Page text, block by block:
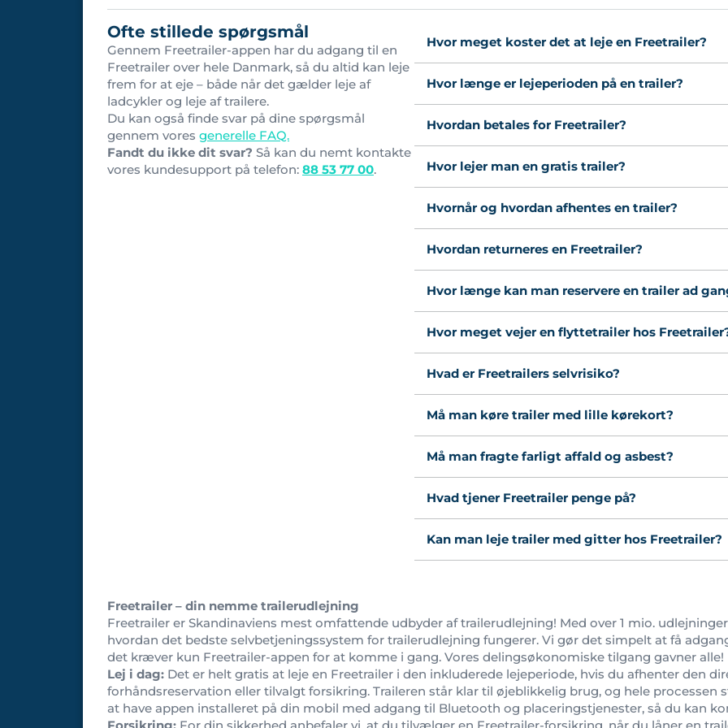
Ofte stillede spørgsmål
Gennem Freetrailer-appen har du adgang til en
Freetrailer over hele Danmark, så du altid kan leje
frem for at eje – både når det gælder leje af
ladcykler og leje af trailere.
Du kan også finde svar på dine spørgsmål
gennem vores generelle FAQ.
Fandt du ikke dit svar? Så kan du nemt kontakte
vores kundesupport på telefon: 88 53 77 00.
Hvor meget koster det at leje en Freetrailer?
Hvor længe er lejeperioden på en trailer?
Hvordan betales for Freetrailer?
Hvor lejer man en gratis trailer?
Hvornår og hvordan afhentes en trailer?
Hvordan returneres en Freetrailer?
Hvor længe kan man reservere en trailer ad
Hvor meget vejer en flyttetrailer hos
Hvad er Freetrailers selvrisiko?
Må man køre trailer med lille kørekort?
Må man fragte farligt affald og asbest?
Hvad tjener Freetrailer penge på?
Kan man leje trailer med gitter hos Freetrailer?
Freetrailer – din nemme trailerudlejning
Freetrailer er Skandinaviens mest omfattende udbyder af trailerudlejning! Med over 1 mio.
hvordan det bedste selvbetjeningssystem for trailerudlejning fungerer. Vi gør det simpelt at få
det kræver kun Freetrailer-appen for at komme i gang. Vores delingsøkonomiske tilgang gavner alle!
Lej i dag: Det er helt gratis at leje en Freetrailer i den inkluderede lejeperiode, hvis du afhenter den
forhåndsreservation eller tilvalgt forsikring. Traileren står klar til øjeblikkelig brug, og hele processen
at have appen installeret på din mobil med adgang til Bluetooth og placeringstjenester, så du kan